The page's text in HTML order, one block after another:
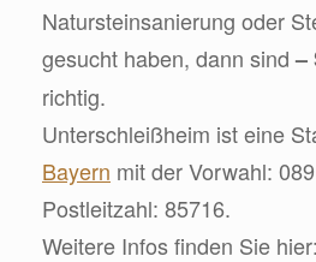
Natursteinsanierung oder
gesucht haben, dann sind–
richtig.
Unterschleißheim ist eine
Bayern mit der Vorwahl:
Postleitzahl: 85716.
Weitere Infos finden Sie hier: